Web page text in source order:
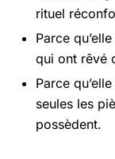
rituel
Parce
qui ont rêvé
Parce
seules les
possèdent.